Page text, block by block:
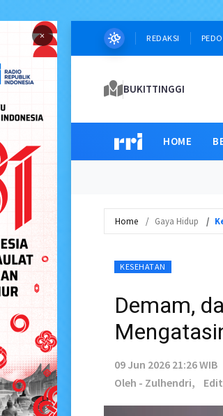
× REDAKSI
BUKITTINGGI
HOME
Home Gaya Hidup
KESEHATAN
Demam,
09 Jun 2026 21:26 WIB
Oleh - Zulhendri,